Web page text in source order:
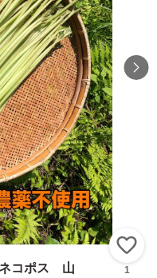
コポス 山
1